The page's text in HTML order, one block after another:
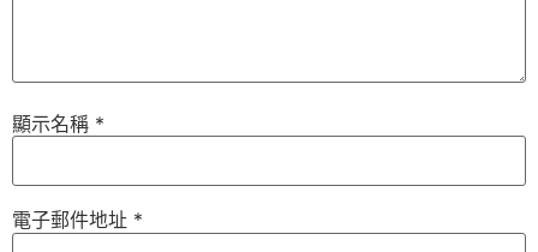
顯示名稱 *
電子郵件地址 *